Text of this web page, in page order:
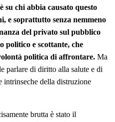
su chi abbia causato questo
e soprattutto senza nemmeno
del privato sul pubblico
politico e scottante, che
politica di affrontare. Ma
parlare di diritto alla salute e di
intrinseche della distruzione
brutta è stato il